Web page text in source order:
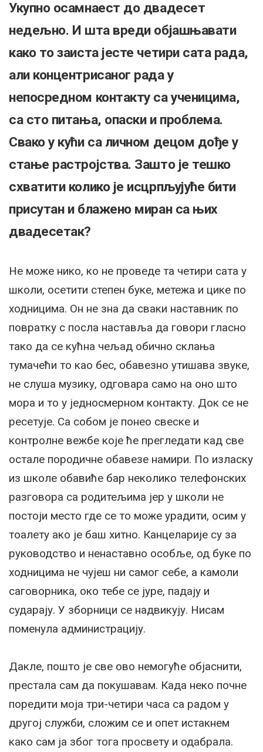
Укупно осамнаест до двадесет
недељно. И шта вреди објашњавати
како то заиста јесте четири сата рада,
али концентрисаног рада у
непосредном контакту са ученицима,
са сто питања, опаски и проблема.
Свако у кући са личном децом дође у
стање растројства. Зашто је тешко
схватити колико је исцрпљујуће бити
присутан и блажено миран са њих
двадесетак?
Не може нико, ко не проведе та четири сата у
школи, осетити степен буке, метежа и цике по
ходницима. Он не зна да сваки наставник по
повратку с посла наставља да говори гласно
тако да се кућна чељад обично склања
тумачећи то као бес, обавезно утишава звуке,
не слуша музику, одговара само на оно што
мора и то у једносмерном контакту. Док се не
ресетује. Са собом је понео свеске и
контролне вежбе које ће прегледати кад све
остале породичне обавезе намири. По изласку
из школе обавиће бар неколико телефонских
разговора са родитељима јер у школи не
постоји место где се то може урадити, осим у
тоалету ако је баш хитно. Канцеларије су за
руководство и ненаставно особље, од буке по
ходницима не чујеш ни самог себе, а камоли
саговорника, око тебе се јуре, падају и
сударају. У зборници се надвикују. Нисам
поменула администрацију.
Дакле, пошто је све ово немогуће објаснити,
престала сам да покушавам. Када неко почне
поредити моја три-четири часа са радом у
другој служби, сложим се и опет истакнем
како сам ја због тога просвету и одабрала.